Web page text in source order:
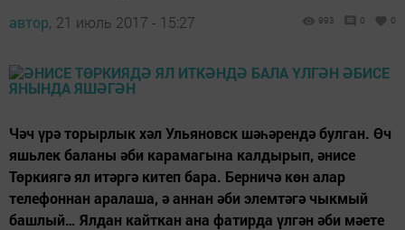
автор, 21 июль 2017 - 15:27 993 0 0
Чәч үрә торырлык хәл Ульяновск шәһәрендә булган. Өч
яшьлек баланы әби карамагына калдырып, әнисе
Төркиягә ял итәргә китеп бара. Берничә көн алар
телефоннан аралаша, ә аннан әби элемтәгә чыкмый
башлый… Ялдан кайткан ана фатирда үлгән әби мәете